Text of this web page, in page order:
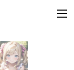
t
o